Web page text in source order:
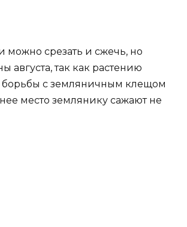
можно срезать и сжечь, но
августа, так как растению
с земляничным клещом
место землянику сажают не